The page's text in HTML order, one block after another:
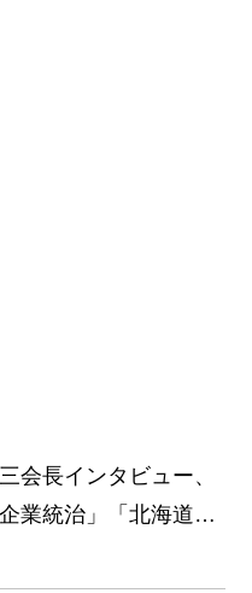
会長インタビュー、
業統治」「北海道経